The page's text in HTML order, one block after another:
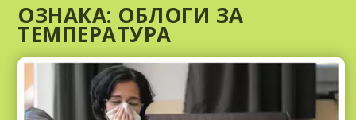
ОЗНАКА: ОБЛОГИ ЗА
ТЕМПЕРАТУРА